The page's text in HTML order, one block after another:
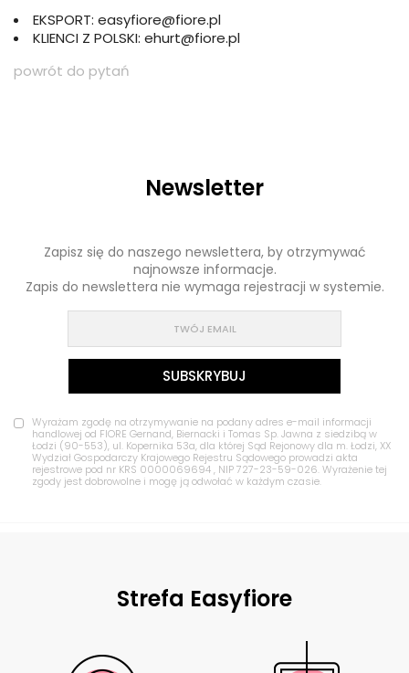
EKSPORT: easyfiore@fiore.pl
KLIENCI Z POLSKI: ehurt@fiore.pl
powrót do pytań
Newsletter
Zapisz się do naszego newslettera, by otrzymywać
najnowsze informacje.
Zapis do newslettera nie wymaga rejestracji w systemie.
Wyrażam zgodę na otrzymywanie na podany adres e-mail informacji
handlowej od FIORE Gernand, Biernacki i Tomas Sp. Jawna z siedzibą w
Łodzi (90-553), ul. Kopernika 53a, dla której Sąd Rejonowy dla m. Łodzi, XX
Wydział Gospodarczy Krajowego Rejestru Sądowego prowadzi akta
rejestrowe pod nr KRS 0000069694 , NIP 727-23-59-026. Wyrażenie tej
zgody jest dobrowolne i mogę ją odwołać w każdym czasie.
Strefa Easyfiore